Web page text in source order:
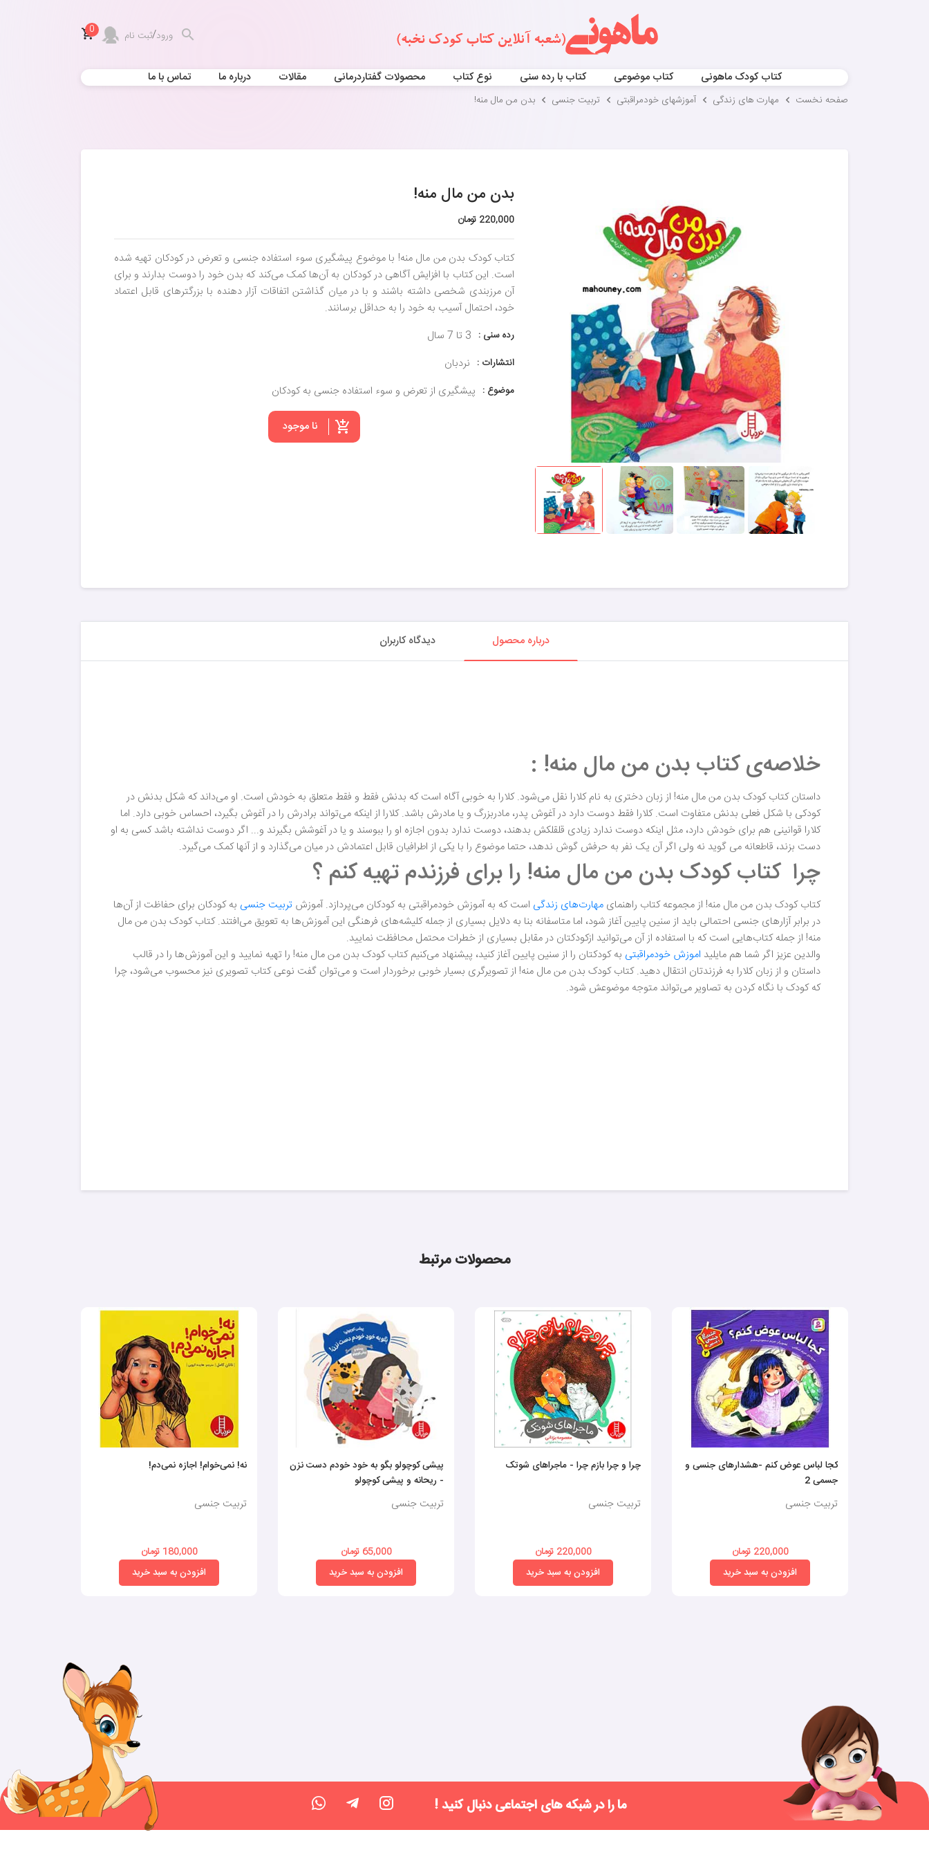
ورود/ثبت نام 0
کتاب کودک ماهونی کتاب موضوعی کتاب با رده سنی نوع کتاب محصولات گفتاردرمانی مقالات درباره ما تماس با ما
صفحه نخست مهارت های زندگی آموزشهای خودمراقبتی تربیت جنسی بدن من مال منه!
بدن من مال منه!
220,000 تومان
کتاب کودک بدن من مال منه! با موضوع پیشگیری سوء استفاده جنسی و تعرض در کودکان تهیه شده
است. این کتاب با افزایش آگاهی در کودکان به آن‌ها کمک می‌کند که بدن خود را دوست بدارند و برای
آن مرزبندی شخصی داشته باشند و با در میان گذاشتن اتفاقات آزار دهنده با بزرگترهای قابل اعتماد
خود، احتمال آسیب به خود را به حداقل برسانند.
رده سنی : 3 تا 7 سال
انتشارات : نردبان
موضوع : پیشگیری از تعرض و سوء استفاده جنسی به کودکان
نا موجود
درباره محصول دیدگاه کاربران
خلاصه‌ی کتاب بدن من مال منه! :
داستان کتاب کودک بدن من مال منه! از زبان دختری به نام کلارا نقل می‌شود. کلارا به خوبی آگاه است که بدنش فقط و فقط متعلق به خودش است. او می‌داند که شکل بدنش در
کودکی با شکل فعلی بدنش متفاوت است. کلارا فقط دوست دارد در آغوش پدر، مادربزرگ و یا مادرش باشد. کلارا از اینکه می‌تواند برادرش را در آغوش بگیرد، احساس خوبی دارد. اما
کلارا قوانینی هم برای خودش دارد، مثل اینکه دوست ندارد زیادی قلقلکش بدهند، دوست ندارد بدون اجازه او را ببوسند و یا در آغوشش بگیرند و... اگر دوست نداشته باشد کسی به او
دست بزند، قاطعانه می گوید نه ولی اگر آن یک نفر به حرفش گوش ندهد، حتما موضوع را با یکی از اطرافیان قابل اعتمادش در میان می‌گذارد و از آنها کمک می‌گیرد.
چرا کتاب کودک بدن من مال منه! را برای فرزندم تهیه کنم ؟
کتاب کودک بدن من مال منه! از مجموعه کتاب‌ راهنمای مهارت‌های زندگی است که به آموزش خودمراقبتی به کودکان می‌پردازد. آموزش تربیت جنسی به کودکان برای حفاظت از آن‌ها
در برابر آزارهای جنسی احتمالی باید از سنین پایین آغاز شود، اما متاسفانه بنا به دلایل بسیاری از جمله کلیشه‌های فرهنگی این آموزش‌ها به تعویق می‌افتند. کتاب کودک بدن من مال
منه! از جمله کتاب‌هایی است که با استفاده از آن می‌توانید ازکودکتان در مقابل بسیاری از خطرات محتمل محافظت نمایید.
والدین عزیز اگر شما هم مایلید اموزش خودمراقبتی به کودکتان را از سنین پایین آغاز کنید، پیشنهاد می‌کنیم کتاب کودک بدن من مال منه! را تهیه نمایید و این آموزش‌ها را در قالب
داستان و از زبان کلارا به فرزندتان انتقال دهید. کتاب کودک بدن من مال منه! از تصویرگری بسیار خوبی برخوردار است و می‌توان گفت نوعی کتاب تصویری نیز محسوب می‌شود، چرا
که کودک با نگاه کردن به تصاویر می‌تواند متوجه موضوعش شود.
محصولات مرتبط
کجا لباس عوض کنم -هشدارهای جنسی و
جسمی 2
تربیت جنسی
220,000 تومان
افزودن به سبد خرید
چرا و چرا بازم چرا - ماجراهای شوتک
تربیت جنسی
220,000 تومان
افزودن به سبد خرید
پیشی کوچولو بگو به خود خودم دست نزن
- ریحانه و پیشی کوچولو
تربیت جنسی
65,000 تومان
افزودن به سبد خرید
نه! نمی‌خوام! اجازه نمی‌دم!
تربیت جنسی
180,000 تومان
افزودن به سبد خرید
ما را در شبکه های اجتماعی دنبال کنید !